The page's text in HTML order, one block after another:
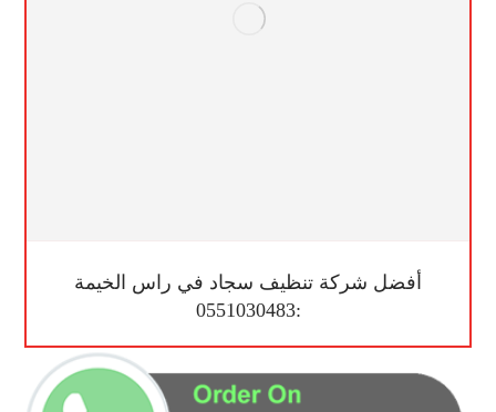
أفضل شركة تنظيف سجاد في راس الخيمة
:0551030483